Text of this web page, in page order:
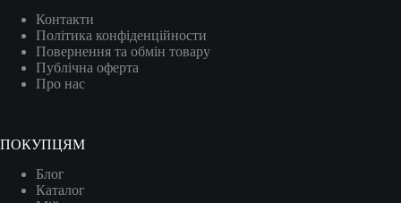
Контакти
Політика конфіденційности
Повернення та обмін товару
Публічна оферта
Про нас
ПОКУПЦЯМ
Блог
Каталог